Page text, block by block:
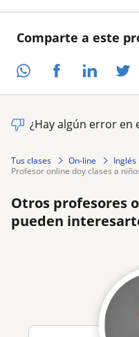
Comparte a este
¿Hay algún error en
Tus clases On-line
Inglés
profesor online doy clases a
Otros profesores
pueden